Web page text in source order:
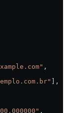
,
],
,